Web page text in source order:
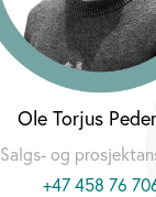
Ole Torjus
Salgs- og
+47 458 76